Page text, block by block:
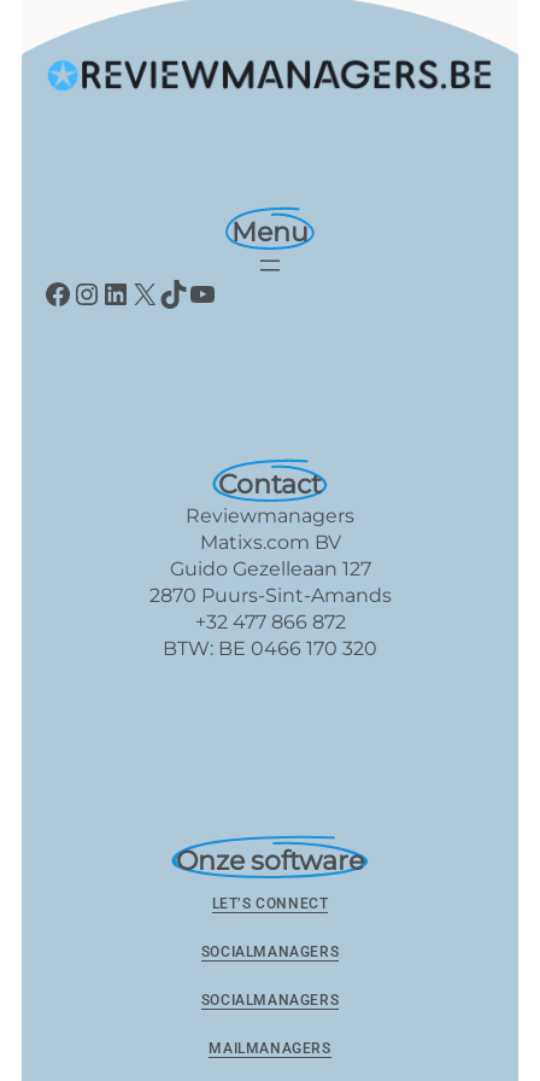
Menu
Facebook
Instagram
LinkedIn
X TikTok
YouTube
Contact
Reviewmanagers
Matixs.com BV
Guido Gezelleaan 127
2870 Puurs-Sint-Amands
+32 477 866 872
BTW: BE 0466 170 320
Onze software
LET’S CONNECT
SOCIALMANAGERS
SOCIALMANAGERS
MAILMANAGERS